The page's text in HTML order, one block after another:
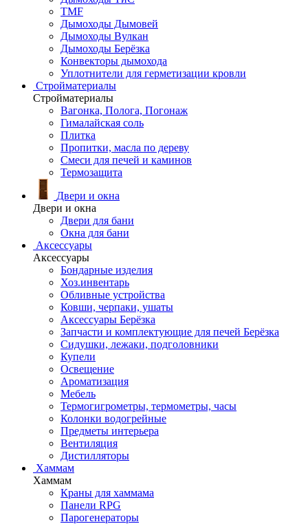
TMF
Дымоходы Дымовей
Дымоходы Вулкан
Дымоходы Берёзка
Конвекторы дымохода
Уплотнители для герметизации кровли
Стройматериалы
Стройматериалы
Вагонка, Полога, Погонаж
Гималайская соль
Плитка
Пропитки, масла по дереву
Смеси для печей и каминов
Термозащита
Двери и окна
Двери и окна
Двери для бани
Окна для бани
Аксессуары
Аксессуары
Бондарные изделия
Хоз.инвентарь
Обливные устройства
Ковши, черпаки, ушаты
Аксессуары Берёзка
Запчасти и комплектующие для печей Берёзка
Сидушки, лежаки, подголовники
Купели
Освещение
Ароматизация
Мебель
Термогигрометры, термометры, часы
Колонки водогрейные
Предметы интерьера
Вентиляция
Дистилляторы
Хаммам
Хаммам
Краны для хаммама
Панели RPG
Парогенераторы